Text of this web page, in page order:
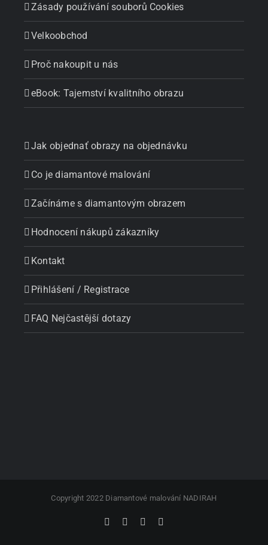
Zásady používání souborů Cookies
Velkoobchod
Proč nakoupit u nás
eBook: Tajemství kvalitního obrazu
Jak objednať obrazy na objednávku
Co je diamantové malování
Začínáme s diamantovým obrazem
Hodnocení nákupů zákazníky
Kontakt
Přihlášení / Registrace
FAQ Nejčastější dotazy
Copyright 2022 Diamantové malování NADIRAH
Facebook Instagram